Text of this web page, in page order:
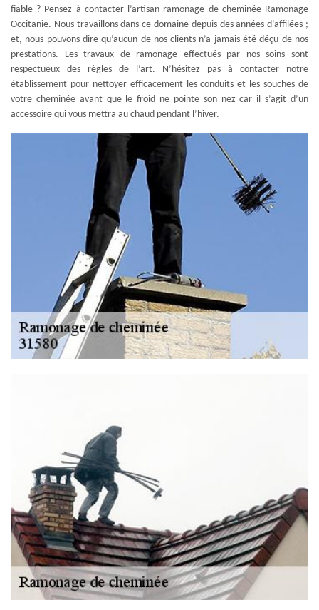
fiable ? Pensez à contacter l’artisan ramonage de cheminée Ramonage
Occitanie. Nous travaillons dans ce domaine depuis des années d’affilées ;
et, nous pouvons dire qu’aucun de nos clients n’a jamais été déçu de nos
prestations. Les travaux de ramonage effectués par nos soins sont
respectueux des règles de l’art. N’hésitez pas à contacter notre
établissement pour nettoyer efficacement les conduits et les souches de
votre cheminée avant que le froid ne pointe son nez car il s’agit d’un
accessoire qui vous mettra au chaud pendant l’hiver.